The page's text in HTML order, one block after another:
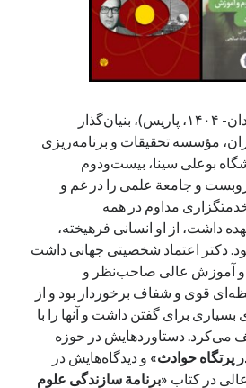
اکبر اعتماد (۱۳۰۹، همدان- ۱۴۰۴، پاریس)، بنیان‌گذار
مؤسسه تحقیقات و برنامه‌ریزی
بوعلی سینا،‌ بیست‌ودوم
و جامعة علمی را در غم و
مداوم در همه
داشت، از او انسانی فرهیخته،
دکتر اعتماد شخصیتی جهانی داشت
و آموزش عالی صاحب‌نظر و
قوی و شفاف برخوردار بود و از
برای گفتن داشت و آنها را با
می‌کرد. دستاوردهایش در حوزه
پرتگاه حوادث» و دیدگاه‌هایش در
در کتاب «برنامة سازندگی علوم